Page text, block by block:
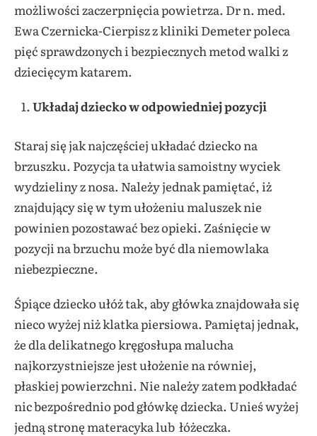
możliwości zaczerpnięcia powietrza. Dr n. med.
Ewa Czernicka-Cierpisz z kliniki Demeter poleca
pięć sprawdzonych i bezpiecznych metod walki z
dziecięcym katarem.
Układaj dziecko w odpowiedniej pozycji
Staraj się jak najczęściej układać dziecko na
brzuszku. Pozycja ta ułatwia samoistny wyciek
wydzieliny z nosa. Należy jednak pamiętać, iż
znajdujący się w tym ułożeniu maluszek nie
powinien pozostawać bez opieki. Zaśnięcie w
pozycji na brzuchu może być dla niemowlaka
niebezpieczne.
Śpiące dziecko ułóż tak, aby główka znajdowała się
nieco wyżej niż klatka piersiowa. Pamiętaj jednak,
że dla delikatnego kręgosłupa malucha
najkorzystniejsze jest ułożenie na równiej,
płaskiej powierzchni. Nie należy zatem podkładać
nic bezpośrednio pod główkę dziecka. Unieś wyżej
jedną stronę materacyka lub łóżeczka.